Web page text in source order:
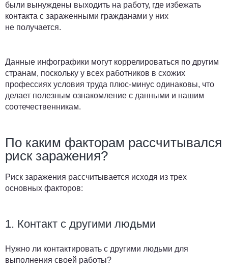
были вынуждены выходить на работу, где избежать
контакта с зараженными гражданами у них
не получается.
Данные инфографики могут коррелироваться по другим
странам, поскольку у всех работников в схожих
профессиях условия труда плюс-минус одинаковы, что
делает полезным ознакомление с данными и нашим
соотечественникам.
По каким факторам рассчитывался
риск заражения?
Риск заражения рассчитывается исходя из трех
основных факторов:
1. Контакт с другими людьми
Нужно ли контактировать с другими людьми для
выполнения своей работы?